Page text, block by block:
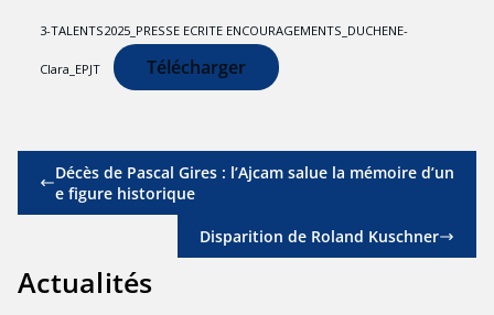
3-TALENTS2025_PRESSE ECRITE ENCOURAGEMENTS_DUCHENE-
Clara_EPJT Télécharger
Décès de Pascal Gires : l’Ajcam salue la mémoire d’un
e figure historique
Disparition de Roland Kuschner
Actualités